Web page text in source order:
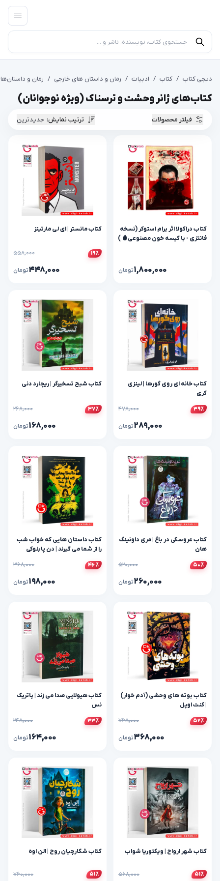
دیجی کتاب / کتاب / ادبیات / رمان و داستان های خارجی / رمان و
کتاب‌های ژانر وحشت و ترسناک (ویژه نوجوانان)
فیلتر محصولات ترتیب نمایش: جدیدترین
کتاب دراکولا اثر برام استوکر (نسخه
فانتزی - با کیسه خون مصنوعی🩸 )
۱,۸۰۰,۰۰۰تومان
کتاب مانستر | ای لی مارتینز
۱۹٪ ۵۵۸,۰۰۰
۴۴۸,۰۰۰تومان
کتاب خانه ای روی گورها | لینزی
کری
۳۹٪ ۴۷۸,۰۰۰
۲۸۹,۰۰۰تومان
کتاب شبح تسخیرگر | ریچارد دنی
۳۷٪ ۲۶۸,۰۰۰
۱۶۸,۰۰۰تومان
کتاب عروسکی در باغ | مری داونینگ
هان
۵۰٪ ۵۲۰,۰۰۰
۲۶۰,۰۰۰تومان
کتاب داستان هایی که خواب شب
را از شما می گیرند | دن پابلوکی
۴۶٪ ۳۶۸,۰۰۰
۱۹۸,۰۰۰تومان
کتاب بوته های وحشی (آدم خوار)
| کنت اوپل
۵۲٪ ۷۶۸,۰۰۰
۳۶۸,۰۰۰تومان
کتاب هیولایی صدا می زند | پاتریک
نس
۳۳٪ ۲۴۸,۰۰۰
۱۶۴,۰۰۰تومان
کتاب شهر ارواح | ویکتوریا شواب
۵۱٪ ۵۶۸,۰۰۰
کتاب شکارچیان روح | الن اوه
۵۱٪ ۷۶۰,۰۰۰